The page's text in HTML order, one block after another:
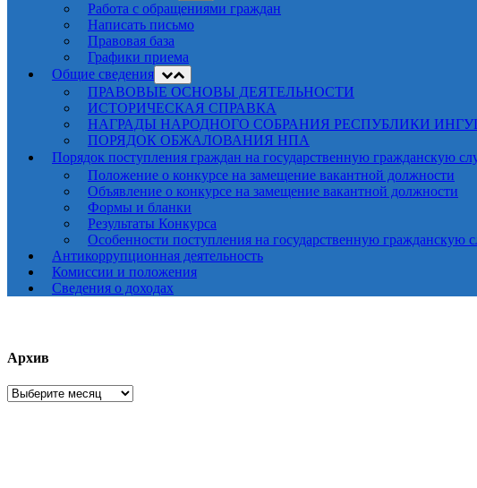
Работа с обращениями граждан
Написать письмо
Правовая база
Графики приема
Общие сведения
ПРАВОВЫЕ ОСНОВЫ ДЕЯТЕЛЬНОСТИ
ИСТОРИЧЕСКАЯ СПРАВКА
НАГРАДЫ НАРОДНОГО СОБРАНИЯ РЕСПУБЛИКИ
ПОРЯДОК ОБЖАЛОВАНИЯ НПА
Порядок поступления граждан на государственную гражданскую
Положение о конкурсе на замещение вакантной должности
Объявление о конкурсе на замещение вакантной должности
Формы и бланки
Результаты Конкурса
Особенности поступления на государственную гражданскую
Антикоррупционная деятельность
Комиссии и положения
Сведения о доходах
Архив
Архив